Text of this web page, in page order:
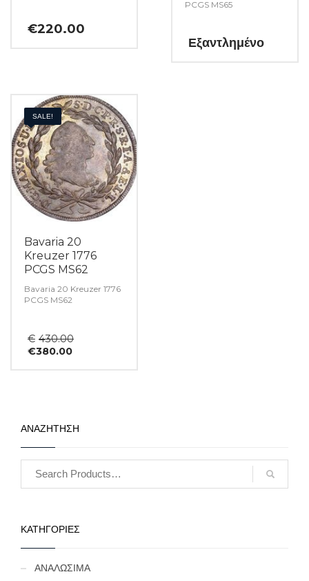
€220.00
PCGS MS65
Εξαντλημένο
SALE!
Bavaria 20
Kreuzer 1776
PCGS MS62
Bavaria 20 Kreuzer 1776
PCGS MS62
€ 430.00
€380.00
ΑΝΑΖΗΤΗΣΗ
ΚΑΤΗΓΟΡΙΕΣ
ΑΝΑΛΩΣΙΜΑ